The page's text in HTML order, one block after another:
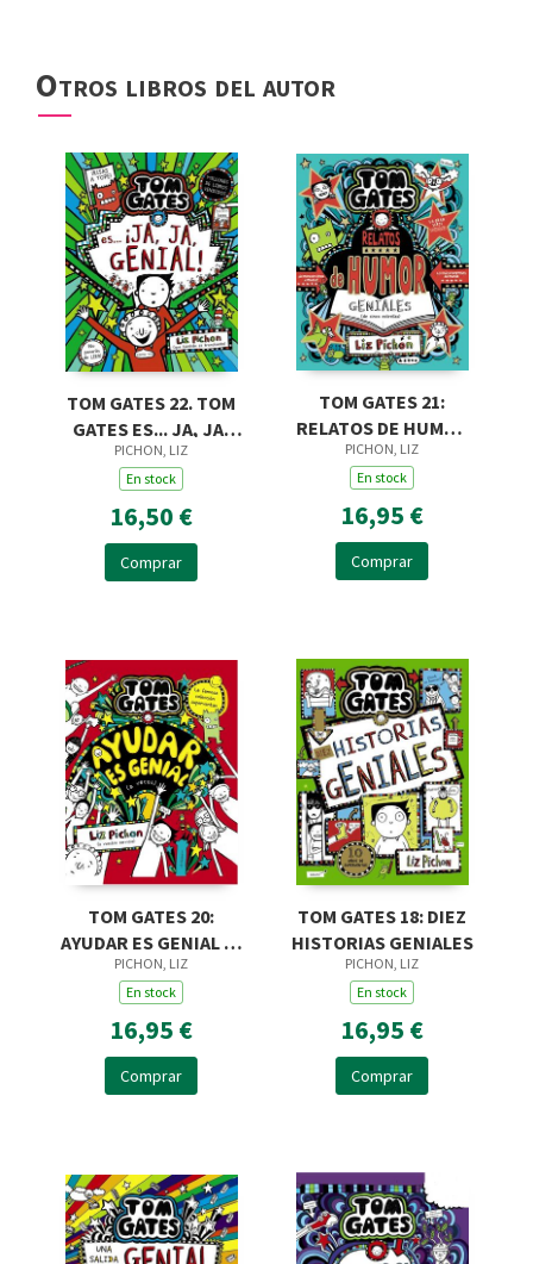
Otros libros del autor
TOM GATES 22. TOM
GATES ES... JA, JA,
GENIAL!
PICHON, LIZ
En stock
16,50 €
Comprar
TOM GATES 21:
RELATOS DE HUMOR
GENIALES (DE CINCO
ESTRELLAS)
PICHON, LIZ
En stock
16,95 €
Comprar
TOM GATES 20:
AYUDAR ES GENIAL (A
VECES)
PICHON, LIZ
En stock
16,95 €
Comprar
TOM GATES 18: DIEZ
HISTORIAS GENIALES
PICHON, LIZ
En stock
16,95 €
Comprar